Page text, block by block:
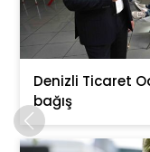
Denizli Ticaret
bağış